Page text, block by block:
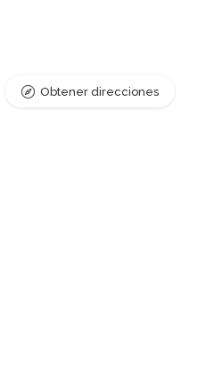
Obtener direcciones